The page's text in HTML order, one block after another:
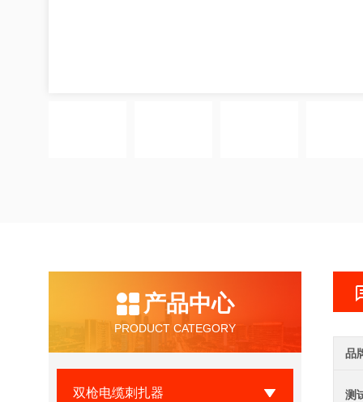
产品中心
PRODUCT CATEGORY
双枪电缆刺扎器
品
测